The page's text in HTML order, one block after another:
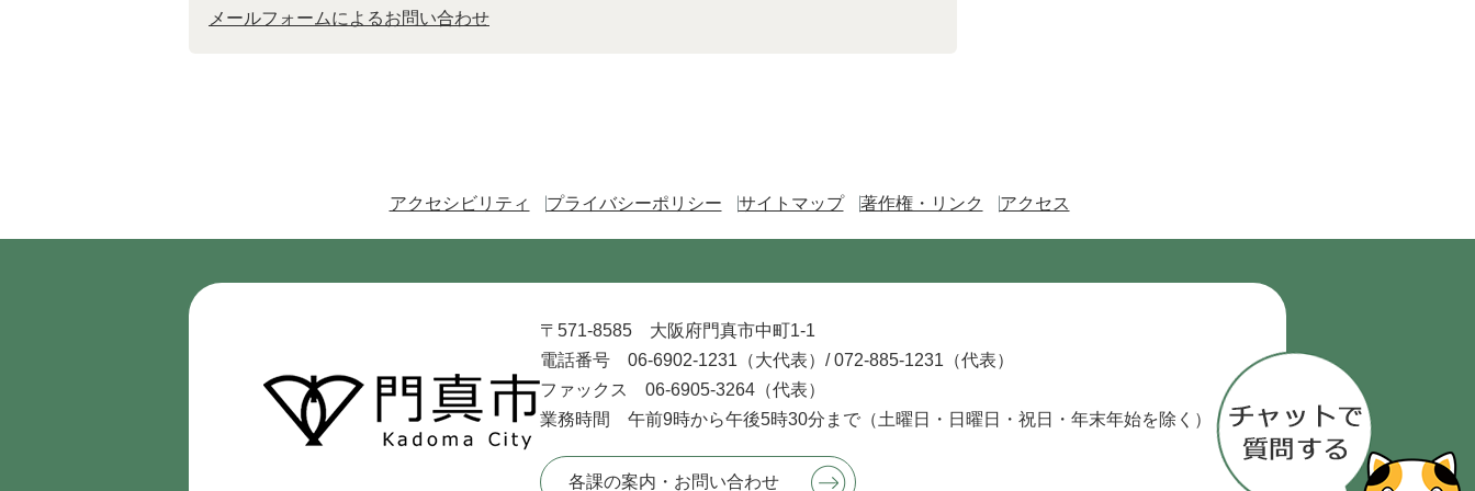
メールフォームによるお問い合わせ
アクセシビリティ プライバシーポリシー サイトマップ 著作権・リンク アクセス
門
〒571-8585 大阪府門真市中町1-1
電話番号 06-6902-1231（大代表）/072-885-1231（代表）
ファックス 06-6905-3264（代表）
業務時間 午前9時から午後5時30分まで （土曜日・日曜日・祝日・年末年始を除く）
各課の案内・お問い合わせ